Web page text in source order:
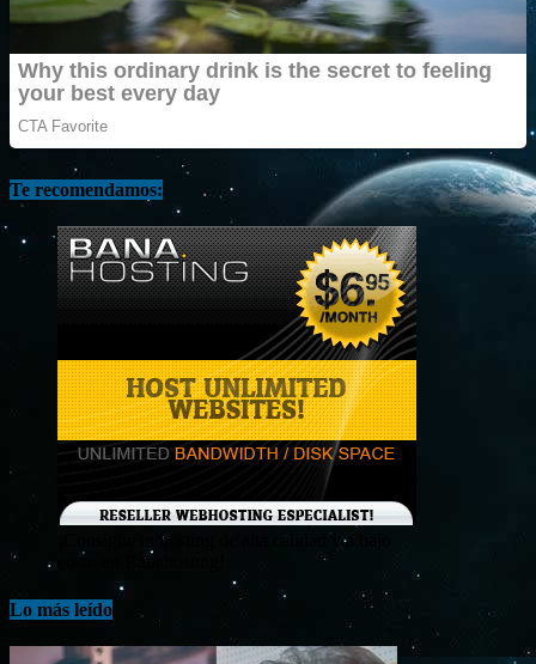
Te recomendamos:
¡Consigue tu hosting de alta calidad y a bajo
costo en Banahosting!
Lo más leído